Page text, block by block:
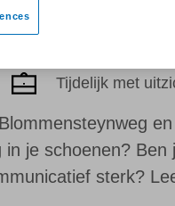
Tijdelijk met
je schoenen? Ben
sterk?